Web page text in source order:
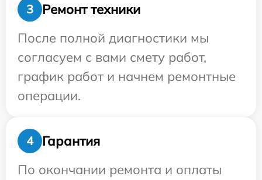
3
Ремонт техники
После полной диагностики мы
согласуем с вами смету работ,
график работ и начнем ремонтные
операции.
4
Гарантия
По окончании ремонта и оплаты